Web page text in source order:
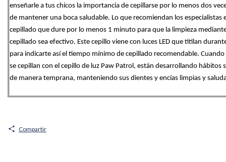
enseñarle a tus chicos la importancia de cepillarse por lo menos dos
de mantener una boca saludable. Lo que recomiendan los especialistas
cepillado que dure por lo menos 1 minuto para que la limpieza
cepillado sea efectivo. Este cepillo viene con luces LED que titilan
para indicarte así el tiempo mínimo de cepillado recomendable. Cuando
se cepillan con el cepillo de luz Paw Patrol, están desarrollando hábitos
de manera temprana, manteniendo sus dientes y encías limpias y
Compartir